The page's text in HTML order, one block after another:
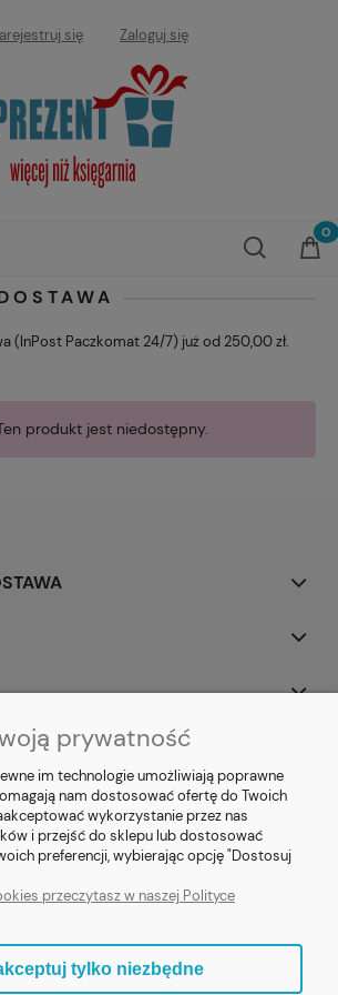
się Zaloguj się
(InPost Paczkomat 24/7) już od 250,00 zł.
produkt jest niedostępny.
prezent.org.pl| Tel.:511546060| NIP:
388212193 | Skaryszewska 12, 03-802 Warszawa
© 2021 Księgarnia PREZENT
prywatność
im technologie umożliwiają poprawne
nam dostosować ofertę do Twoich
wykorzystanie przez nas
i przejść do sklepu lub dostosować
preferencji, wybierając opcję "Dostosuj
przeczytasz w naszej Polityce
tylko niezbędne